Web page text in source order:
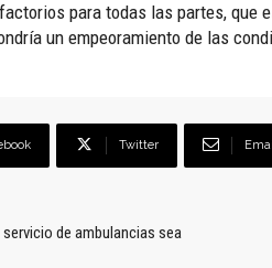
para todas las partes, que
un empeoramiento de las
Twitter
de ambulancias sea